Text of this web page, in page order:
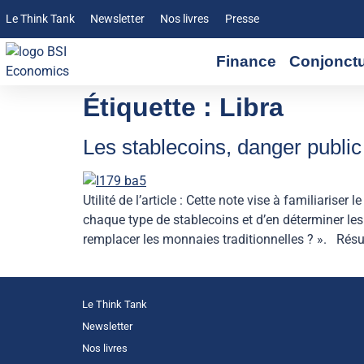
Le Think Tank Newsletter Nos livres Presse
Finance
Étiquette : Libra
Les stablecoins, danger
Utilité de l’article : Cette note vise à familiariser
chaque type de stablecoins et d’en déterminer
remplacer les monnaies traditionnelles ? ».
Le Think Tank
Newsletter
Nos livres